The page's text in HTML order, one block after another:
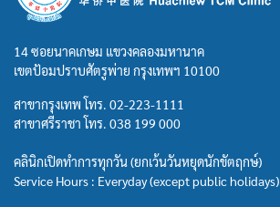
14 ซอยนาคเกษม แขวงคลองมหานาค
เขตป้อมปราบศัตรูพ่าย กรุงเทพฯ 10100
สาขากรุงเทพ โทร. 02-223-1111
สาขาศรีราชา โทร. 038 199 000
คลินิกเปิดทำการทุกวัน (ยกเว้นวันหยุดนักขัตฤกษ์)
Service Hours : Everyday (except public holidays)